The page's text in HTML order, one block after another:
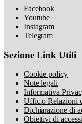
Facebook
Youtube
Instagram
Telegram
Sezione Link Utili
Cookie policy
Note legali
Informativa
Ufficio Relazioni
Dichiarazione di
Obiettivi di